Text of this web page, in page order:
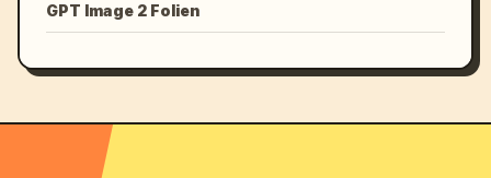
GPT Image 2 Folien